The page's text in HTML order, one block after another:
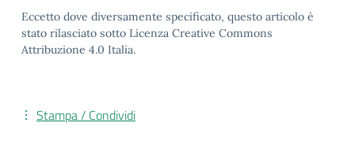
Eccetto dove diversamente specificato, questo articolo è
stato rilasciato sotto Licenza Creative Commons
Attribuzione 4.0 Italia.
Stampa / Condividi